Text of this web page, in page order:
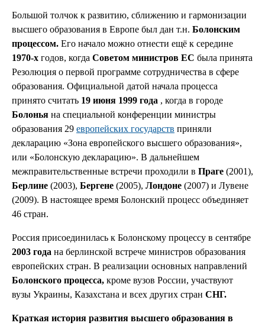
Большой толчок к развитию, сближению и гармонизации
высшего образования в Европе был дан т.н. Болонским
процессом. Его начало можно отнести ещё к середине
1970-х годов, когда Советом министров ЕС была принята
Резолюция о первой программе сотрудничества в сфере
образования. Официальной датой начала процесса
принято считать 19 июня 1999 года , когда в городе
Болонья на специальной конференции министры
образования 29 европейских государств приняли
декларацию «Зона европейского высшего образования»,
или «Болонскую декларацию». В дальнейшем
межправительственные встречи проходили в Праге (2001),
Берлине (2003), Бергене (2005), Лондоне (2007) и Лувене
(2009). В настоящее время Болонский процесс объединяет
46 стран.
Россия присоединилась к Болонскому процессу в сентябре
2003 года на берлинской встрече министров образования
европейских стран. В реализации основных направлений
Болонского процесса, кроме вузов России, участвуют
вузы Украины, Казахстана и всех других стран СНГ.
Краткая история развития высшего образования в